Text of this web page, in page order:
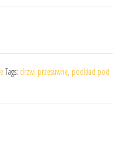
Tags: drzwi przesuwne, podkład pod